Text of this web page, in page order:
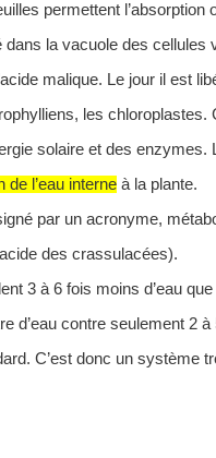
permettent l’absorption
la vacuole des cellules
malique. Le jour il est
les chloroplastes.
solaire et des enzymes.
de l’eau interne à la plante.
par un acronyme,
des crassulacées).
3 à 6 fois moins d’eau
d’eau contre seulement 2
C’est donc un système